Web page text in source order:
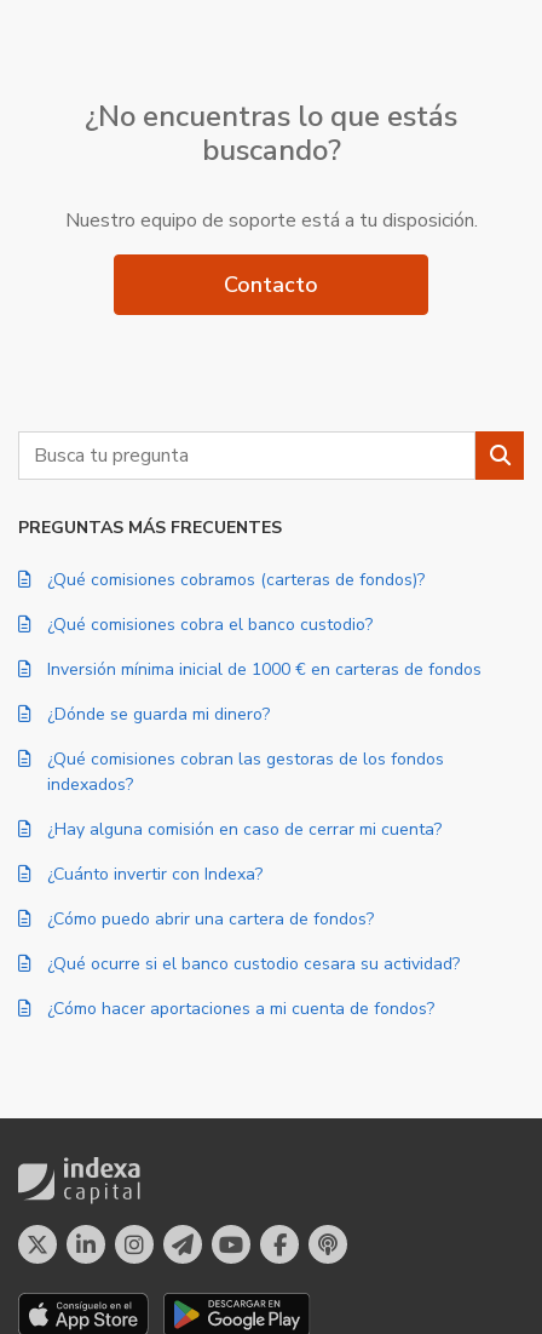
¿No encuentras lo que estás
buscando?
Nuestro equipo de soporte está a tu disposición.
Contacto
Buscar
PREGUNTAS MÁS FRECUENTES
¿Qué comisiones cobramos (carteras de fondos)?
¿Qué comisiones cobra el banco custodio?
Inversión mínima inicial de 1000 € en carteras de fondos
¿Dónde se guarda mi dinero?
¿Qué comisiones cobran las gestoras de los fondos
indexados?
¿Hay alguna comisión en caso de cerrar mi cuenta?
¿Cuánto invertir con Indexa?
¿Cómo puedo abrir una cartera de fondos?
¿Qué ocurre si el banco custodio cesara su actividad?
¿Cómo hacer aportaciones a mi cuenta de fondos?